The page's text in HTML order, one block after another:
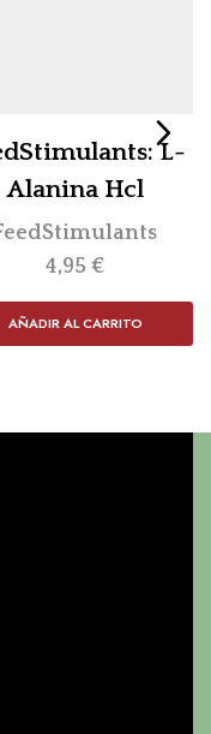
L-
Alanina Hcl
4,95€
AÑADIR AL CARRITO